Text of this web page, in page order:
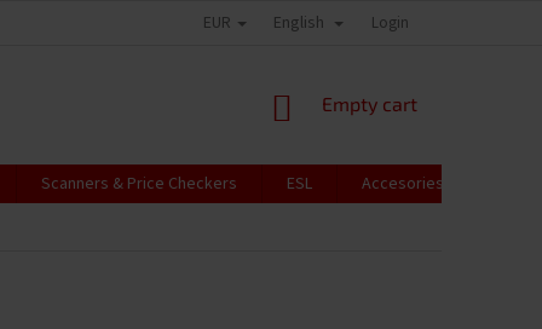
EUR English Login
SHOPPING
Empty cart
Scanners & Price Checkers ESL Accesories